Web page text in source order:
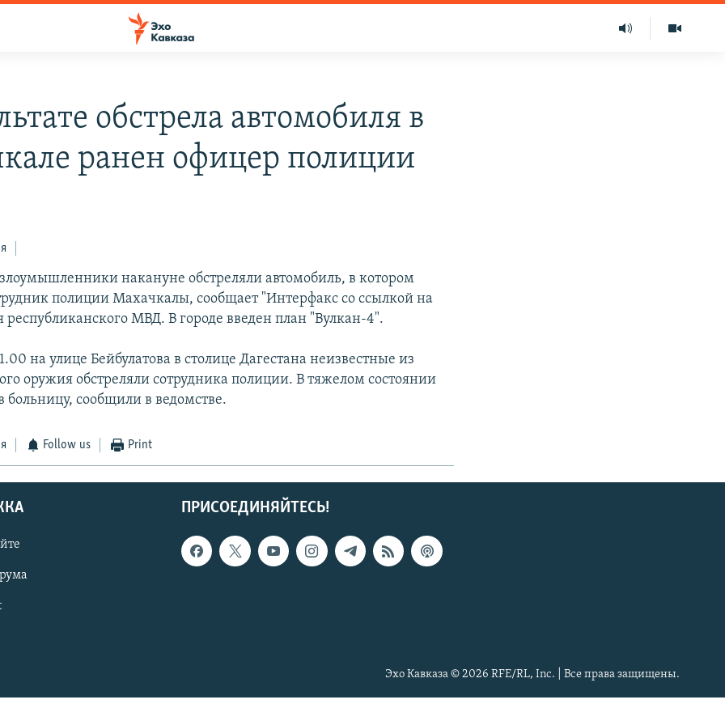
обстрела автомобиля в
ранен офицер полиции
накануне обстреляли автомобиль, в котором
полиции Махачкалы, сообщает "Интерфакс со ссылкой на
республиканского МВД. В городе введен план "Вулкан-4".
на улице Бейбулатова в столице Дагестана неизвестные из
оружия обстреляли сотрудника полиции. В тяжелом состоянии
больницу, сообщили в ведомстве.
Follow us Print
ПРИСОЕДИНЯЙТЕСЬ!
Эхо Кавказа © 2026 RFE/RL, Inc. | Все права защищены.